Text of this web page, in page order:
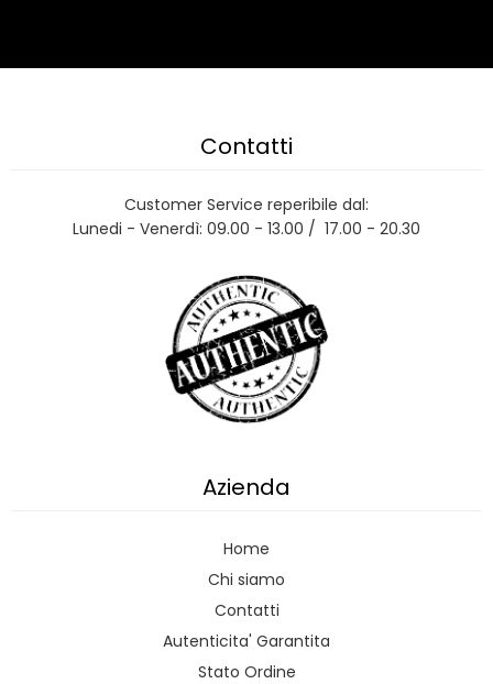
Contatti
Customer Service reperibile dal:
Lunedi - Venerdì: 09.00 - 13.00 / 17.00 - 20.30
Azienda
Home
Chi siamo
Contatti
Autenticita' Garantita
Stato Ordine